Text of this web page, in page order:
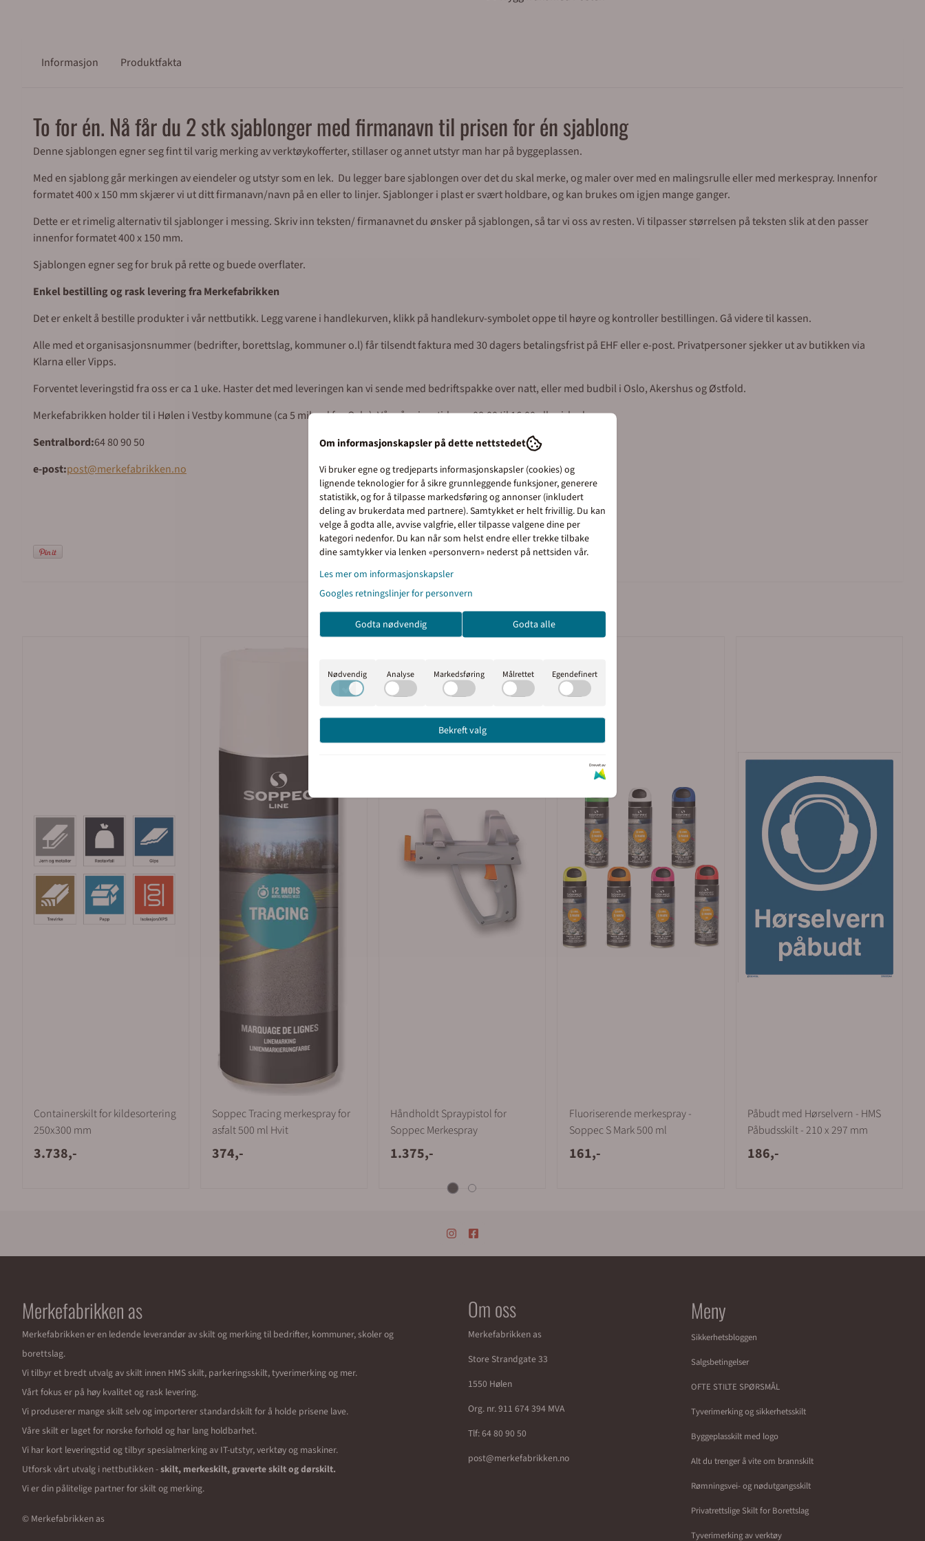
Informasjon Produktfakta
To for én. Nå får du 2 stk sjablonger med firmanavn til prisen for én sjablong
Denne sjablongen egner seg fint til varig merking av verktøykofferter, stillaser og annet utstyr man har på byggeplassen.
Med en sjablong går merkingen av eiendeler og utstyr som en lek. Du legger bare sjablongen over det du skal merke, og maler over med en malingsrulle eller med merkespray. Innenfor
formatet 400 x 150 mm skjærer vi ut ditt firmanavn/navn på en eller to linjer. Sjablonger i plast er svært holdbare, og kan brukes om igjen mange ganger.
Dette er et rimelig alternativ til sjablonger i messing. Skriv inn teksten/ firmanavnet du ønsker på sjablongen, så tar vi oss av resten. Vi tilpasser størrelsen på teksten slik at den passer
innenfor formatet 400 x 150 mm.
Sjablongen egner seg for bruk på rette og buede overflater.
Enkel bestilling og rask levering fra Merkefabrikken
Det er enkelt å bestille produkter i vår nettbutikk. Legg varene i handlekurven, klikk på handlekurv-symbolet oppe til høyre og kontroller bestillingen. Gå videre til kassen.
Alle med et organisasjonsnummer (bedrifter, borettslag, kommuner o.l) får tilsendt faktura med 30 dagers betalingsfrist på EHF eller e-post. Privatpersoner sjekker ut av butikken via
Klarna eller Vipps.
Forventet leveringstid fra oss er ca 1 uke. Haster det med leveringen kan vi sende med bedriftspakke over natt, eller med budbil i Oslo, Akershus og Østfold.
Merkefabrikken holder til i Hølen i Vestby kommune (ca 5 mil syd for Oslo). Våre åpningstider er 08.00 til 16.00 alle virkedager.
Sentralbord:64 80 90 50
e-post:post@merkefabrikken.no
Kunder kjøpte også
Containerskilt for kildesortering
250x300 mm
3.738,-
Soppec Tracing merkespray for
asfalt 500 ml Hvit
374,-
Håndholdt Spraypistol for
Soppec Merkespray
1.375,-
Fluoriserende merkespray -
Soppec S Mark 500 ml
161,-
Påbudt med Hørselvern - HMS
Påbudsskilt - 210 x 297 mm
186,-
Merkefabrikken as
Merkefabrikken er en ledende leverandør av skilt og merking til bedrifter, kommuner, skoler og
borettslag.
Vi tilbyr et bredt utvalg av skilt innen HMS skilt, parkeringsskilt, tyverimerking og mer.
Vårt fokus er på høy kvalitet og rask levering.
Vi produserer mange skilt selv og importerer standardskilt for å holde prisene lave.
Våre skilt er laget for norske forhold og har lang holdbarhet.
Vi har kort leveringstid og tilbyr spesialmerking av IT-utstyr, verktøy og maskiner.
Utforsk vårt utvalg i nettbutikken -skilt, merkeskilt, graverte skilt og dørskilt.
Vi er din pålitelige partner for skilt og merking.
© Merkefabrikken as
Om oss
Merkefabrikken as
Store Strandgate 33
1550 Hølen
Org. nr. 911 674 394 MVA
Tlf:64 80 90 50
post@merkefabrikken.no
Meny
Sikkerhetsbloggen
Salgsbetingelser
OFTE STILTE SPØRSMÅL
Tyverimerking og sikkerhetsskilt
Byggeplasskilt med logo
Alt du trenger å vite om brannskilt
Rømningsvei- og nødutgangsskilt
Privatrettslige Skilt for Borettslag
Tyverimerking av verktøy
Priser inkl. eller ekskl. mva
I denne butikken kan du velge om du vil se
prisene med eller uten moms.
Inkl. mva Ekskl. mva
Om informasjonskapsler på dette nettstedet
Vi bruker egne og tredjeparts informasjonskapsler (cookies) og
lignende teknologier for å sikre grunnleggende funksjoner, generere
statistikk, og for å tilpasse markedsføring og annonser (inkludert
deling av brukerdata med partnere). Samtykket er helt frivillig. Du kan
velge å godta alle, avvise valgfrie, eller tilpasse valgene dine per
kategori nedenfor. Du kan når som helst endre eller trekke tilbake
dine samtykker via lenken «personvern» nederst på nettsiden vår.
Les mer om informasjonskapsler
Googles retningslinjer for personvern
Godta nødvendig Godta alle
Nødvendig Analyse Markedsføring Målrettet Egendefinert
Bekreft valg
Drevet av